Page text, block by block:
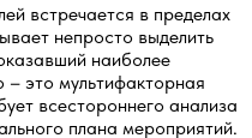
встречаeтся в пределах
непросто выделить
наиболее
– это мультифакторная
всестороннего анализа
плана мероприятий.